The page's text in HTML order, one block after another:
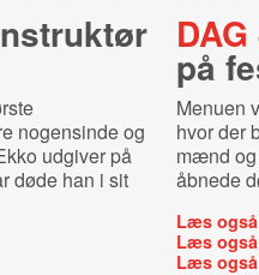
nogensinde og
udgiver på
døde han i sit
på
Menuen
hvor der
mænd og
åbnede
Læs
Læs
Læs